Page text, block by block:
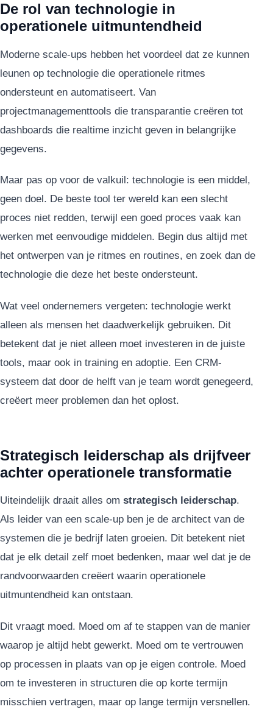
De rol van technologie in
operationele uitmuntendheid
Moderne scale-ups hebben het voordeel dat ze kunnen
leunen op technologie die operationele ritmes
ondersteunt en automatiseert. Van
projectmanagementtools die transparantie creëren tot
dashboards die realtime inzicht geven in belangrijke
gegevens.
Maar pas op voor de valkuil: technologie is een middel,
geen doel. De beste tool ter wereld kan een slecht
proces niet redden, terwijl een goed proces vaak kan
werken met eenvoudige middelen. Begin dus altijd met
het ontwerpen van je ritmes en routines, en zoek dan de
technologie die deze het beste ondersteunt.
Wat veel ondernemers vergeten: technologie werkt
alleen als mensen het daadwerkelijk gebruiken. Dit
betekent dat je niet alleen moet investeren in de juiste
tools, maar ook in training en adoptie. Een CRM-
systeem dat door de helft van je team wordt genegeerd,
creëert meer problemen dan het oplost.
Strategisch leiderschap als drijfveer
achter operationele transformatie
Uiteindelijk draait alles om strategisch leiderschap.
Als leider van een scale-up ben je de architect van de
systemen die je bedrijf laten groeien. Dit betekent niet
dat je elk detail zelf moet bedenken, maar wel dat je de
randvoorwaarden creëert waarin operationele
uitmuntendheid kan ontstaan.
Dit vraagt moed. Moed om af te stappen van de manier
waarop je altijd hebt gewerkt. Moed om te vertrouwen
op processen in plaats van op je eigen controle. Moed
om te investeren in structuren die op korte termijn
misschien vertragen, maar op lange termijn versnellen.